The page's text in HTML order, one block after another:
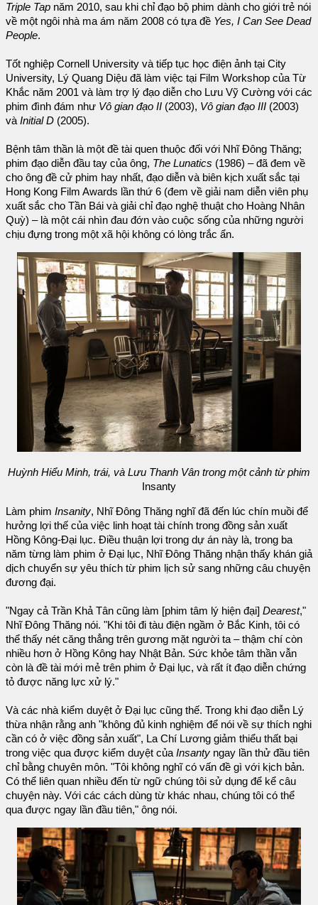
Triple Tap năm 2010, sau khi chỉ đạo bộ phim dành cho giới trẻ nói
về một ngôi nhà ma ám năm 2008 có tựa đề Yes, I Can See Dead
People.
Tốt nghiệp Cornell University và tiếp tục học điện ảnh tại City
University, Lý Quang Diệu đã làm việc tại Film Workshop của Từ
Khắc năm 2001 và làm trợ lý đạo diễn cho Lưu Vỹ Cường với các
phim đình đám như Vô gian đạo II (2003), Vô gian đạo III (2003)
và Initial D (2005).
Bệnh tâm thần là một đề tài quen thuộc đối với Nhĩ Đông Thăng;
phim đạo diễn đầu tay của ông, The Lunatics (1986) – đã đem về
cho ông đề cử phim hay nhất, đạo diễn và biên kịch xuất sắc tại
Hong Kong Film Awards lần thứ 6 (đem về giải nam diễn viên phụ
xuất sắc cho Tần Bái và giải chỉ đạo nghệ thuật cho Hoàng Nhân
Quỳ) – là một cái nhìn đau đớn vào cuộc sống của những người
chịu đựng trong một xã hội không có lòng trắc ẩn.
Huỳnh Hiểu Minh, trái, và Lưu Thanh Vân trong một cảnh từ phim
Insanty
Làm phim Insanity, Nhĩ Đông Thăng nghĩ đã đến lúc chín muồi để
hưởng lợi thế của việc linh hoạt tài chính trong đồng sản xuất
Hồng Kông-Đại lục. Điều thuận lợi trong dự án này là, trong ba
năm từng làm phim ở Đại lục, Nhĩ Đông Thăng nhận thấy khán giả
dịch chuyển sự yêu thích từ phim lịch sử sang những câu chuyện
đương đại.
"Ngay cả Trần Khả Tân cũng làm [phim tâm lý hiện đại] Dearest,"
Nhĩ Đông Thăng nói. "Khi tôi đi tàu điện ngầm ở Bắc Kinh, tôi có
thể thấy nét căng thẳng trên gương mặt người ta – thậm chí còn
nhiều hơn ở Hồng Kông hay Nhật Bản. Sức khỏe tâm thần vẫn
còn là đề tài mới mẻ trên phim ở Đại lục, và rất ít đạo diễn chứng
tỏ được năng lực xử lý."
Và các nhà kiểm duyệt ở Đại lục cũng thế. Trong khi đạo diễn Lý
thừa nhận rằng anh "không đủ kinh nghiệm để nói về sự thích nghi
cần có ở việc đồng sản xuất", La Chí Lương giảm thiểu thất bại
trong việc qua được kiểm duyệt của Insanty ngay lần thử đầu tiên
chỉ bằng chuyên môn. "Tôi không nghĩ có vấn đề gì với kịch bản.
Có thể liên quan nhiều đến từ ngữ chúng tôi sử dụng để kể câu
chuyện này. Với các cách dùng từ khác nhau, chúng tôi có thể
qua được ngay lần đầu tiên," ông nói.